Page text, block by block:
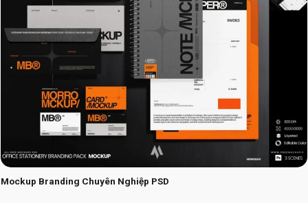
Mockup Branding Chuyên Nghiệp PSD